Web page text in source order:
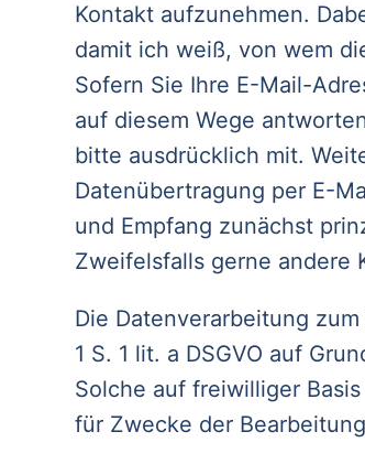
Kontakt aufzunehmen.
damit ich weiß, von wem
Sofern Sie Ihre E-Mail-
auf diesem Wege
bitte ausdrücklich mit.
Datenübertragung per E-
und Empfang zunächst
Zweifelsfalls gerne andere
Die Datenverarbeitung
1 S. 1 lit. a DSGVO auf
Solche auf freiwilliger
für Zwecke der